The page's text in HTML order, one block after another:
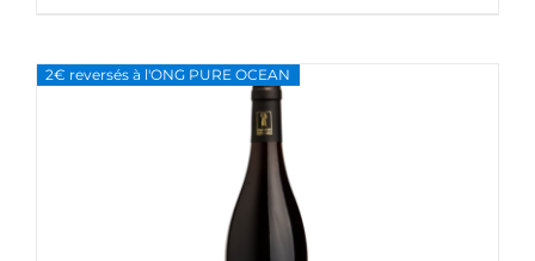
2€ reversés à l'ONG PURE OCEAN